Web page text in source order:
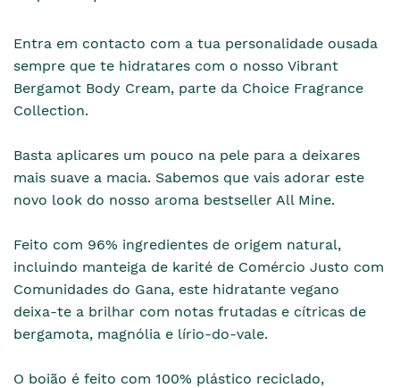
Entra em contacto com a tua personalidade ousada
sempre que te hidratares com o nosso Vibrant
Bergamot Body Cream, parte da Choice Fragrance
Collection.
Basta aplicares um pouco na pele para a deixares
mais suave a macia. Sabemos que vais adorar este
novo look do nosso aroma bestseller All Mine.
Feito com 96% ingredientes de origem natural,
incluindo manteiga de karité de Comércio Justo com
Comunidades do Gana, este hidratante vegano
deixa-te a brilhar com notas frutadas e cítricas de
bergamota, magnólia e lírio-do-vale.
O boião é feito com 100% plástico reciclado,